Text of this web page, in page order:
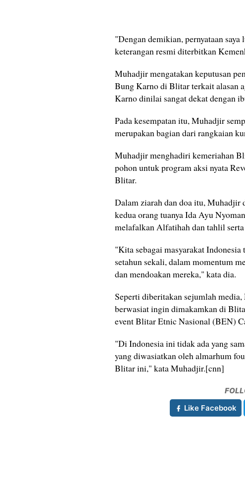
"Dengan demikian, pernyataan
keterangan resmi diterbitkan
Muhadjir mengatakan keputusan
Bung Karno di Blitar terkait alasan
Karno dinilai sangat dekat dengan
Pada kesempatan itu, Muhadjir
merupakan bagian dari rangkaian
Muhadjir menghadiri kemeriahan
pohon untuk program aksi nyata
Blitar.
Dalam ziarah dan doa itu,
kedua orang tuanya Ida Ayu
melafalkan Alfatihah dan tahlil
"Kita sebagai masyarakat
setahun sekali, dalam momentum
dan mendoakan mereka," kata dia.
Seperti diberitakan sejumlah
berwasiat ingin dimakamkan di
event Blitar Etnic Nasional (BEN)
"Di Indonesia ini tidak ada yang
yang diwasiatkan oleh almarhum
Blitar ini," kata Muhadjir.[cnn]
Like Facebook